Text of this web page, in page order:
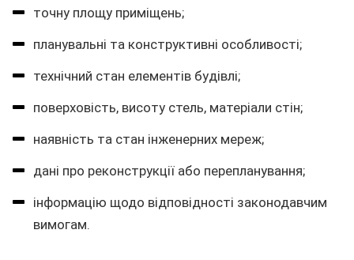
точну площу приміщень;
планувальні та конструктивні особливості;
технічний стан елементів будівлі;
поверховість, висоту стель, матеріали стін;
наявність та стан інженерних мереж;
дані про реконструкції або перепланування;
інформацію щодо відповідності законодавчим
вимогам.